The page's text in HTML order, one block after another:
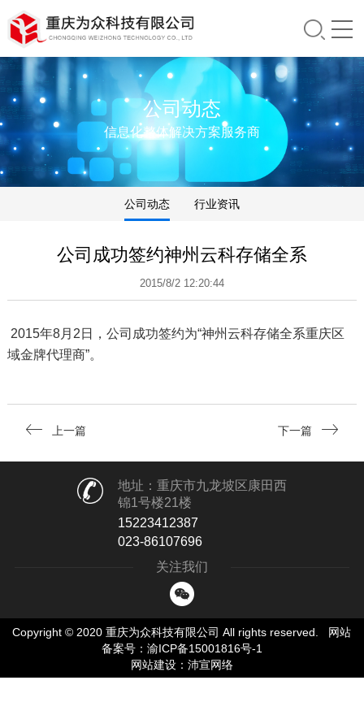
公司动态
信息化整体解决方案服务商
公司动态 行业资讯
公司成功签约神州云科存储全系
2015/8/2 12:20:44
2015年8月2日，公司成功签约为“神州云科存储全系重庆区
域金牌代理商”。
上一篇 下一篇
地址：重庆市九龙坡区康田西
锦1号楼21楼
15223412387
023-86107696
关注我们
Copyright © 2020 重庆为众科技有限公司 All rights reserved. 网站
备案号：渝ICP备15001816号-1
网站建设： 沛宣网络